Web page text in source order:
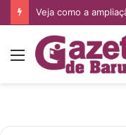
Menu